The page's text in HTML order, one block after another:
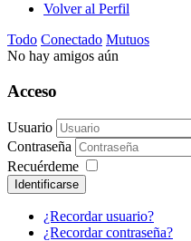
Volver al Perfil
Todo Conectado Mutuos
No hay amigos aún
Acceso
Usuario
Contraseña
Recuérdeme
Identificarse
¿Recordar usuario?
¿Recordar contraseña?